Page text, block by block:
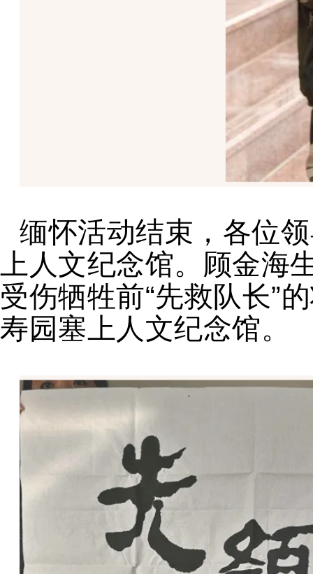
缅怀活动结束，各位
上人文纪念馆。顾金海
受伤牺牲前“先救队长”
寿园塞上人文纪念馆。